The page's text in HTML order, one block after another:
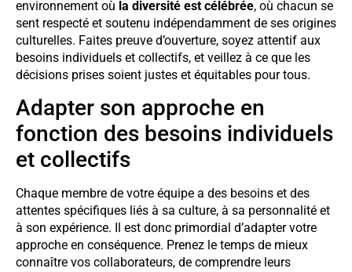
environnement où la diversité est célébrée, où chacun se
sent respecté et soutenu indépendamment de ses origines
culturelles. Faites preuve d’ouverture, soyez attentif aux
besoins individuels et collectifs, et veillez à ce que les
décisions prises soient justes et équitables pour tous.
Adapter son approche en
fonction des besoins individuels
et collectifs
Chaque membre de votre équipe a des besoins et des
attentes spécifiques liés à sa culture, à sa personnalité et
à son expérience. Il est donc primordial d’adapter votre
approche en conséquence. Prenez le temps de mieux
connaître vos collaborateurs, de comprendre leurs